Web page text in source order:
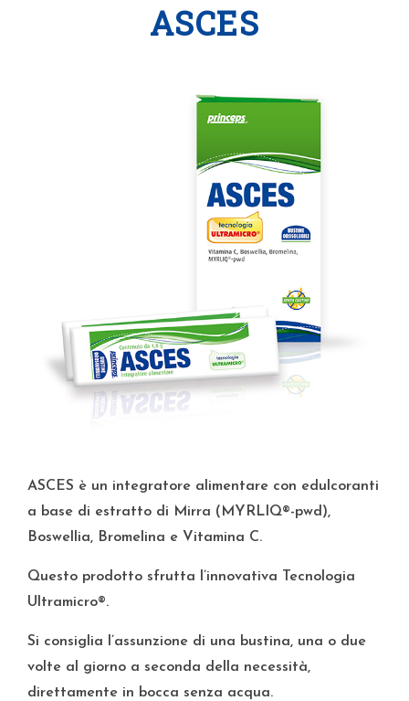
ASCES
ASCES è un integratore alimentare con edulcoranti
a base di estratto di Mirra (MYRLIQ®-pwd),
Boswellia, Bromelina e Vitamina C.
Questo prodotto sfrutta l’innovativa Tecnologia
Ultramicro®.
Si consiglia l’assunzione di una bustina, una o due
volte al giorno a seconda della necessità,
direttamente in bocca senza acqua.